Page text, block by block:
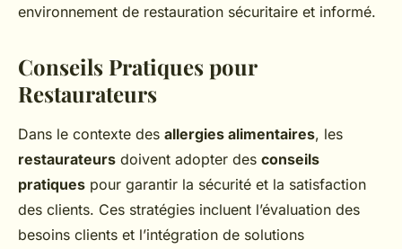
environnement de restauration sécuritaire et informé.
Conseils Pratiques pour
Restaurateurs
Dans le contexte des allergies alimentaires, les
restaurateurs doivent adopter des conseils
pratiques pour garantir la sécurité et la satisfaction
des clients. Ces stratégies incluent l’évaluation des
besoins clients et l’intégration de solutions